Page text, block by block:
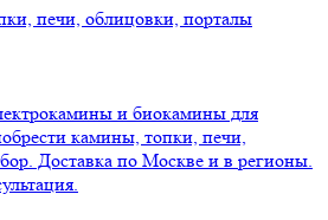
печи, облицовки, порталы